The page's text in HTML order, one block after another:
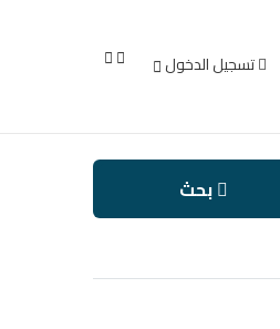
تسجيل الدخول
بحث